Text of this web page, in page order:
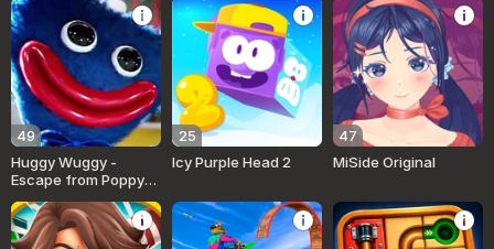
49
Huggy Wuggy -
Escape from Poppy
25
Icy Purple Head 2
47
MiSide Original